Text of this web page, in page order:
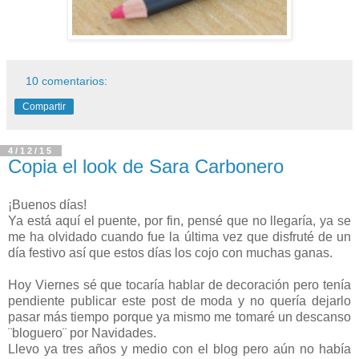
10 comentarios:
Compartir
4/12/15
Copia el look de Sara Carbonero
¡Buenos días!
Ya está aquí el puente, por fin, pensé que no llegaría, ya se
me ha olvidado cuando fue la última vez que disfruté de un
día festivo así que estos días los cojo con muchas ganas.
Hoy Viernes sé que tocaría hablar de decoración pero tenía
pendiente publicar este post de moda y no quería dejarlo
pasar más tiempo porque ya mismo me tomaré un descanso
¨bloguero¨ por Navidades.
Llevo ya tres años y medio con el blog pero aún no había